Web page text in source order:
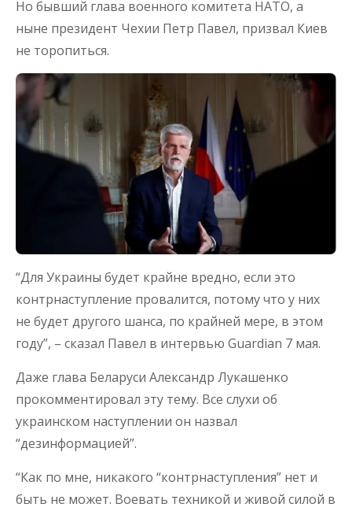
Но бывший глава военного комитета НАТО, а
ныне президент Чехии Петр Павел, призвал Киев
не торопиться.
“Для Украины будет крайне вредно, если это
контрнаступление провалится, потому что у них
не будет другого шанса, по крайней мере, в этом
году”, – сказал Павел в интервью Guardian 7 мая.
Даже глава Беларуси Александр Лукашенко
прокомментировал эту тему. Все слухи об
украинском наступлении он назвал
“дезинформацией”.
“Как по мне, никакого “контрнаступления” нет и
быть не может. Воевать техникой и живой силой в